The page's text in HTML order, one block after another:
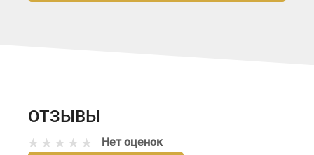
ОТЗЫВЫ
Нет оценок